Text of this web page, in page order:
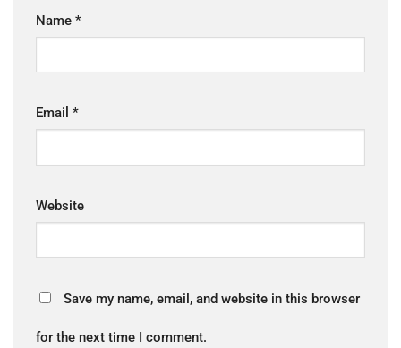
Name *
Email *
Website
Save my name, email, and website in this browser
for the next time I comment.